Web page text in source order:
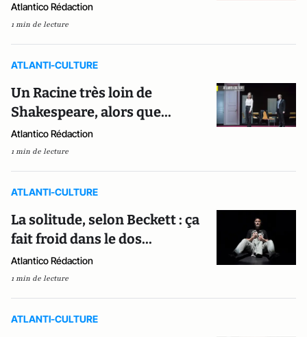
Atlantico Rédaction
1 min de lecture
ATLANTI-CULTURE
Un Racine très loin de
Shakespeare, alors que...
Atlantico Rédaction
1 min de lecture
ATLANTI-CULTURE
La solitude, selon Beckett : ça
fait froid dans le dos...
Atlantico Rédaction
1 min de lecture
ATLANTI-CULTURE